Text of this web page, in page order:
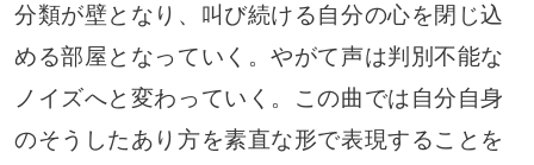
分類が壁となり、叫び続ける自分の心を閉じ込
める部屋となっていく。やがて声は判別不能な
ノイズへと変わっていく。この曲では自分自身
のそうしたあり方を素直な形で表現することを